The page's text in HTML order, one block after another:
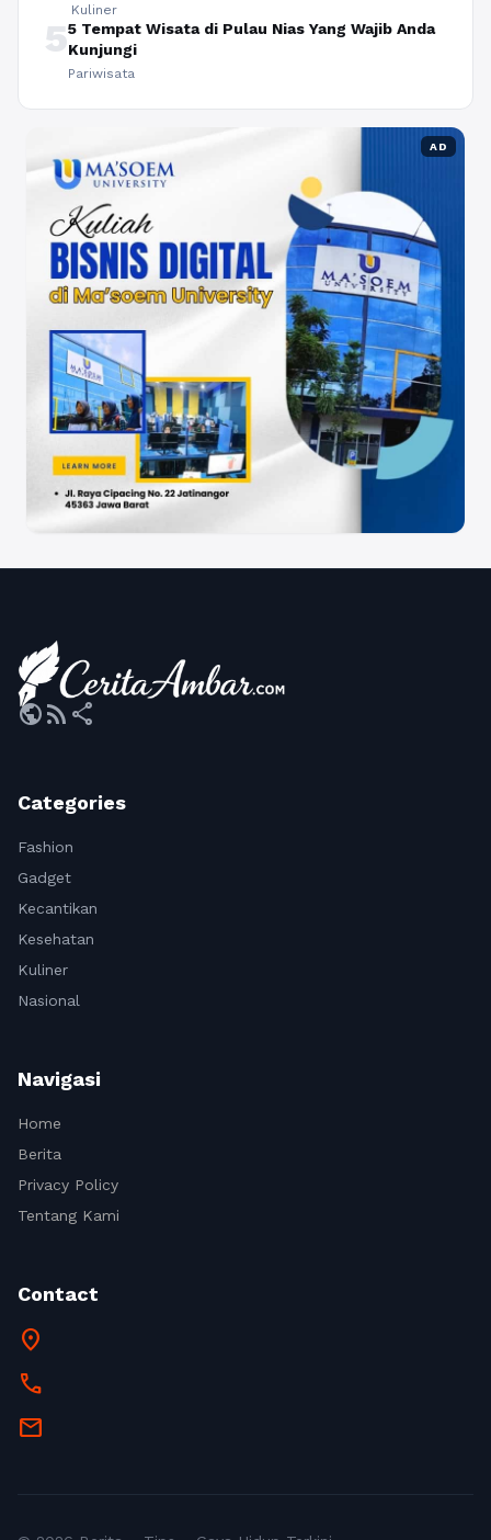
Kuliner
55 Tempat Wisata di Pulau Nias Yang Wajib Anda
Kunjungi
Pariwisata
AD
publicrss_feed share
Categories
Fashion
Gadget
Kecantikan
Kesehatan
Kuliner
Nasional
Navigasi
Home
Berita
Privacy Policy
Tentang Kami
Contact
location_on
call
mail